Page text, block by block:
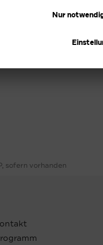
sofern vorhanden